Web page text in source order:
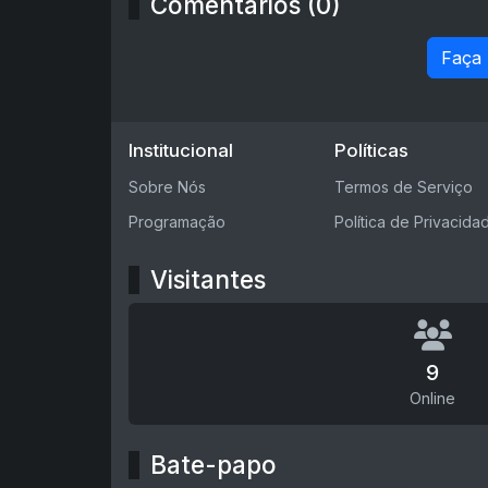
Faça
Institucional
Sobre Nós
Programação
Políticas
Termos de Serviço
Política de
Visitantes
9
Online
Bate-papo